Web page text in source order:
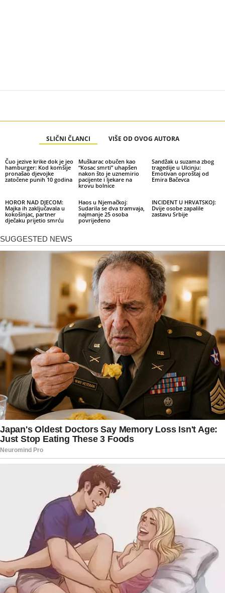
SLIČNI ČLANCI VIŠE OD OVOG AUTORA
Čuo jezive krike dok je jeo
hamburger: Kod komšije
pronašao djevojke
zatočene punih 10 godina
Muškarac obučen kao
“Kosac smrti” uhapšen
nakon što je uznemirio
pacijente i ljekare na
krovu bolnice
Sandžak u suzama zbog
tragedije u Ulcinju:
Emotivan oproštaj od
Emira Bačevca
HOROR NAD DJECOM:
Majka ih zaključavala u
kokošinjac, partner
dječaku prijetio smrću
Haos u Njemačkoj:
Sudarila se dva tramvaja,
najmanje 25 osoba
povrijeđeno
INCIDENT U HRVATSKOJ:
Dvije osobe zapalile
zastavu Srbije